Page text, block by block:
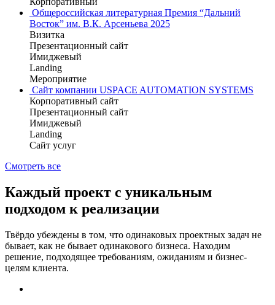
Общероссийская литературная Премия “Дальний
Восток” им. В.К. Арсеньева 2025
Визитка
Презентационный сайт
Имиджевый
Landing
Мероприятие
Сайт компании USPACE AUTOMATION SYSTEMS
Корпоративный сайт
Презентационный сайт
Имиджевый
Landing
Сайт услуг
Смотреть все
Каждый проект с уникальным
подходом к реализации
Твёрдо убеждены в том, что одинаковых проектных задач не
бывает, как не бывает одинакового бизнеса. Находим
решение, подходящее требованиям, ожиданиям и бизнес-
целям клиента.